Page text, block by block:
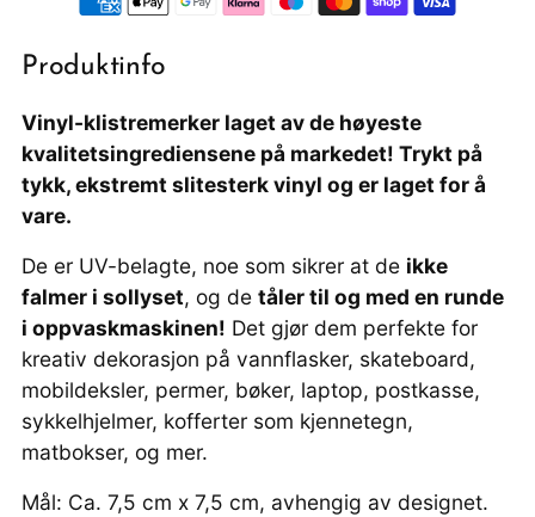
Produktinfo
Vinyl-klistremerker laget av de høyeste
kvalitetsingrediensene på markedet! Trykt på
tykk, ekstremt slitesterk vinyl og er laget for å
vare.
De er UV-belagte, noe som sikrer at de ikke
falmer i sollyset, og de tåler til og med en runde
i oppvaskmaskinen! Det gjør dem perfekte for
kreativ dekorasjon på vannflasker, skateboard,
mobildeksler, permer, bøker, laptop, postkasse,
sykkelhjelmer, kofferter som kjennetegn,
matbokser, og mer.
Mål: Ca. 7,5 cm x 7,5 cm, avhengig av designet.